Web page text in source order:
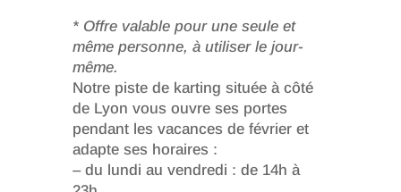
* Offre valable pour une seule et
même personne, à utiliser le jour-
même.
Notre piste de karting située à côté
de Lyon vous ouvre ses portes
pendant les vacances de février et
adapte ses horaires :
– du lundi au vendredi : de 14h à